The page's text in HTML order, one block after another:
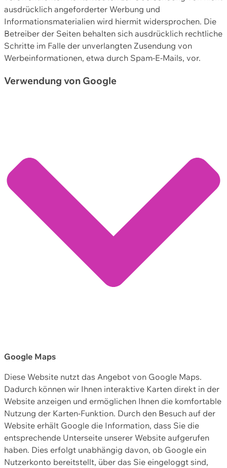
ausdrücklich angeforderter Werbung und
Informationsmaterialien wird hiermit widersprochen. Die
Betreiber der Seiten behalten sich ausdrücklich rechtliche
Schritte im Falle der unverlangten Zusendung von
Werbeinformationen, etwa durch Spam-E-Mails, vor.
Verwendung von Google
Google Maps
Diese Website nutzt das Angebot von Google Maps.
Dadurch können wir Ihnen interaktive Karten direkt in der
Website anzeigen und ermöglichen Ihnen die komfortable
Nutzung der Karten-Funktion. Durch den Besuch auf der
Website erhält Google die Information, dass Sie die
entsprechende Unterseite unserer Website aufgerufen
haben. Dies erfolgt unabhängig davon, ob Google ein
Nutzerkonto bereitstellt, über das Sie eingeloggt sind,